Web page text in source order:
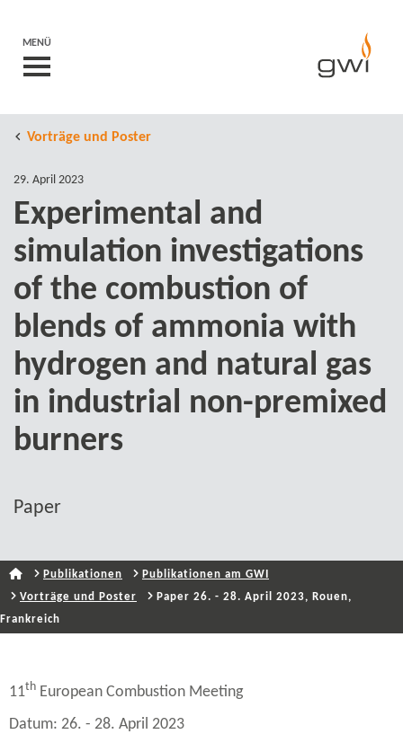
MENÜ
Vorträge und Poster
29. April 2023
Experimental and
simulation investigations
of the combustion of
blends of ammonia with
hydrogen and natural gas
in industrial non-​premixed
burners
Paper
Publikationen
Publikationen am GWI
Vorträge und Poster
Paper 26. - 28. April 2023, Rouen,
Frankreich
11th European Combustion Meeting
Datum: 26. - 28. April 2023